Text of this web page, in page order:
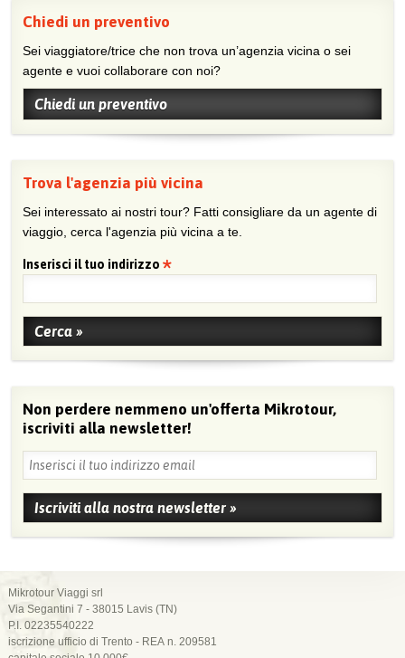
Chiedi un preventivo
Sei viaggiatore/trice che non trova un’agenzia vicina o sei
agente e vuoi collaborare con noi?
Chiedi un preventivo
Trova l'agenzia più vicina
Sei interessato ai nostri tour? Fatti consigliare da un agente di
viaggio, cerca l'agenzia più vicina a te.
Inserisci il tuo indirizzo
Non perdere nemmeno un'offerta Mikrotour,
iscriviti alla newsletter!
Mikrotour Viaggi srl
Via Segantini 7 - 38015 Lavis (TN)
P.I. 02235540222
iscrizione ufficio di Trento - REA n. 209581